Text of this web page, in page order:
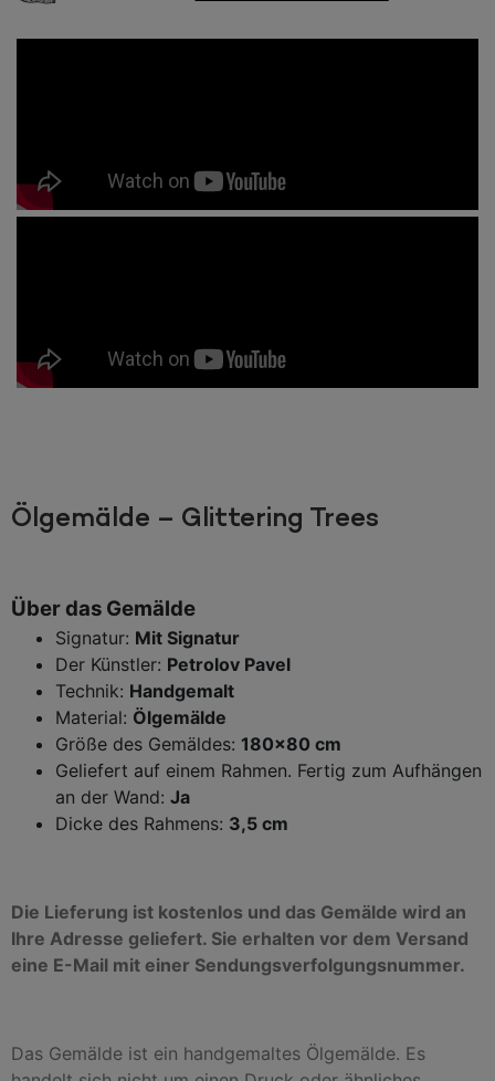
Ölgemälde – Glittering Trees
Über das Gemälde
Signatur: Mit Signatur
Der Künstler: Petrolov Pavel
Technik: Handgemalt
Material: Ölgemälde
Größe des Gemäldes: 180x80 cm
Geliefert auf einem Rahmen. Fertig zum Aufhängen
an der Wand: Ja
Dicke des Rahmens: 3,5 cm
Die Lieferung ist kostenlos und das Gemälde wird an
Ihre Adresse geliefert. Sie erhalten vor dem Versand
eine E-Mail mit einer Sendungsverfolgungsnummer.
Das Gemälde ist ein handgemaltes Ölgemälde. Es